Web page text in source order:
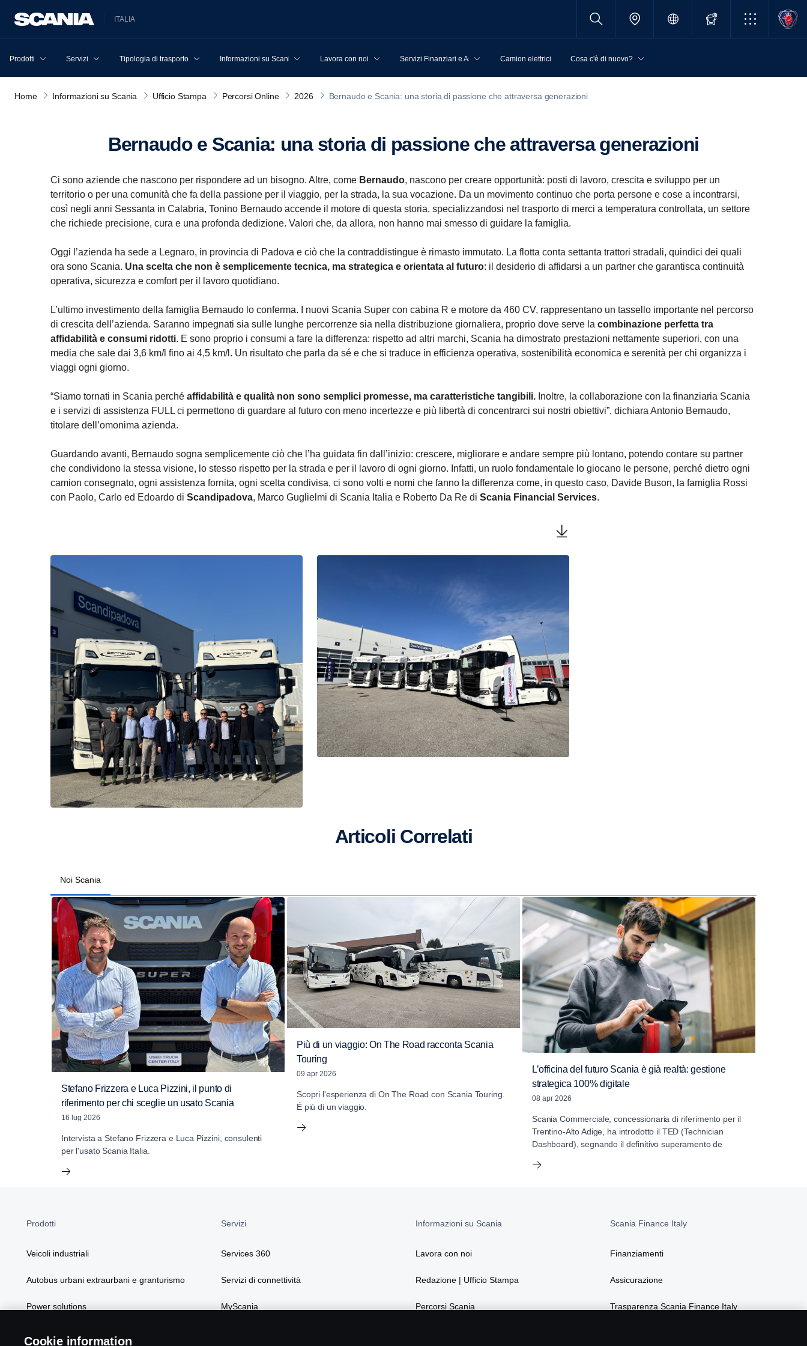
ITALIA
Prodotti Servizi Tipologia di trasporto Informazioni su Scania Lavora con noi Servizi Finanziari e AssicurativiCamion elettrici Cosa c'è di nuovo?
Home Informazioni su Scania Ufficio Stampa Percorsi Online 2026 Bernaudo e Scania: una storia di passione che attraversa generazioni
Bernaudo e Scania: una storia di passione che attraversa generazioni
Ci sono aziende che nascono per rispondere ad un bisogno. Altre, come Bernaudo, nascono per creare opportunità: posti di lavoro, crescita e sviluppo per un
territorio o per una comunità che fa della passione per il viaggio, per la strada, la sua vocazione. Da un movimento continuo che porta persone e cose a incontrarsi,
così negli anni Sessanta in Calabria, Tonino Bernaudo accende il motore di questa storia, specializzandosi nel trasporto di merci a temperatura controllata, un settore
che richiede precisione, cura e una profonda dedizione. Valori che, da allora, non hanno mai smesso di guidare la famiglia.
Oggi l’azienda ha sede a Legnaro, in provincia di Padova e ciò che la contraddistingue è rimasto immutato. La flotta conta settanta trattori stradali, quindici dei quali
ora sono Scania. Una scelta che non è semplicemente tecnica, ma strategica e orientata al futuro: il desiderio di affidarsi a un partner che garantisca continuità
operativa, sicurezza e comfort per il lavoro quotidiano.
L’ultimo investimento della famiglia Bernaudo lo conferma. I nuovi Scania Super con cabina R e motore da 460 CV, rappresentano un tassello importante nel percorso
di crescita dell’azienda. Saranno impegnati sia sulle lunghe percorrenze sia nella distribuzione giornaliera, proprio dove serve la combinazione perfetta tra
affidabilità e consumi ridotti. E sono proprio i consumi a fare la differenza: rispetto ad altri marchi, Scania ha dimostrato prestazioni nettamente superiori, con una
media che sale dai 3,6 km/l fino ai 4,5 km/l. Un risultato che parla da sé e che si traduce in efficienza operativa, sostenibilità economica e serenità per chi organizza i
viaggi ogni giorno.
“Siamo tornati in Scania perché affidabilità e qualità non sono semplici promesse, ma caratteristiche tangibili. Inoltre, la collaborazione con la finanziaria Scania
e i servizi di assistenza FULL ci permettono di guardare al futuro con meno incertezze e più libertà di concentrarci sui nostri obiettivi”, dichiara Antonio Bernaudo,
titolare dell’omonima azienda.
Guardando avanti, Bernaudo sogna semplicemente ciò che l’ha guidata fin dall’inizio: crescere, migliorare e andare sempre più lontano, potendo contare su partner
che condividono la stessa visione, lo stesso rispetto per la strada e per il lavoro di ogni giorno. Infatti, un ruolo fondamentale lo giocano le persone, perché dietro ogni
camion consegnato, ogni assistenza fornita, ogni scelta condivisa, ci sono volti e nomi che fanno la differenza come, in questo caso, Davide Buson, la famiglia Rossi
con Paolo, Carlo ed Edoardo di Scandipadova, Marco Guglielmi di Scania Italia e Roberto Da Re di Scania Financial Services.
Articoli Correlati
Noi Scania
Stefano Frizzera e Luca Pizzini, il punto di
riferimento per chi sceglie un usato Scania
16 lug 2026
Intervista a Stefano Frizzera e Luca Pizzini, consulenti
per l'usato Scania Italia.
Più di un viaggio: On The Road racconta Scania
Touring
09 apr 2026
Scopri l'esperienza di On The Road con Scania Touring.
É più di un viaggio.
L’officina del futuro Scania è già realtà: gestione
strategica 100% digitale
08 apr 2026
Scania Commerciale, concessionaria di riferimento per il
Trentino-Alto Adige, ha introdotto il TED (Technician
Dashboard), segnando il definitivo superamento de
Prodotti
Veicoli industriali
Autobus urbani extraurbani e granturismo
Power solutions
Servizi
Services 360
Servizi di connettività
MyScania
Informazioni su Scania
Lavora con noi
Redazione | Ufficio Stampa
Percorsi Scania
Scania Finance Italy
Finanziamenti
Assicurazione
Trasparenza Scania Finance Italy
Cookie information